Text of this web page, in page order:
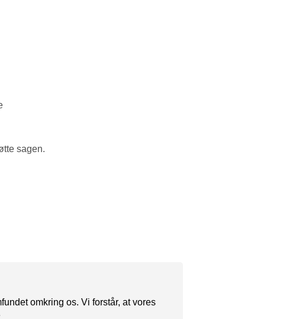
sagen.
omkring os. Vi forstår, at vores